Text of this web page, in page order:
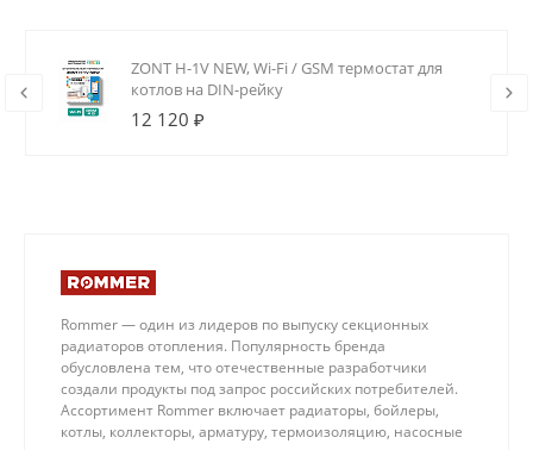
ZONT H-1V NEW, Wi-Fi / GSM термостат для
котлов на DIN-рейку
12 120 ₽
Rommer — один из лидеров по выпуску секционных
радиаторов отопления. Популярность бренда
обусловлена тем, что отечественные разработчики
создали продукты под запрос российских потребителей.
Ассортимент Rommer включает радиаторы, бойлеры,
котлы, коллекторы, арматуру, термоизоляцию, насосные